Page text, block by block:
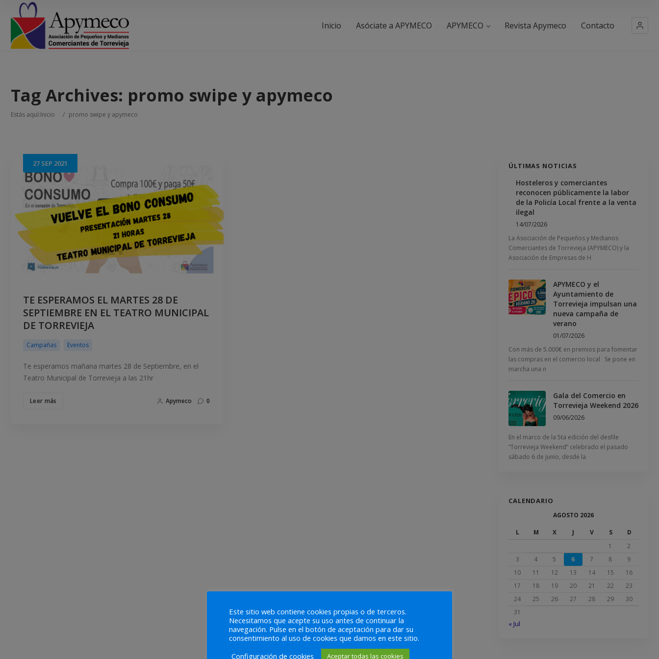
Inicio Asóciate a APYMECO APYMECO Revista Apymeco Contacto
Tag Archives: promo swipe y apymeco
Estás aquí:Inicio / promo swipe y apymeco
27 SEP 2021
TE ESPERAMOS EL MARTES 28 DE
SEPTIEMBRE EN EL TEATRO MUNICIPAL
DE TORREVIEJA
Campañas Eventos
Te esperamos mañana martes 28 de Septiembre, en el
Teatro Municipal de Torrevieja a las 21hr
Leer más Apymeco 0
ÚLTIMAS NOTICIAS
Hosteleros y comerciantes
reconocen públicamente la labor
de la Policía Local frente a la venta
ilegal
14/07/2026
La Asociación de Pequeños y Medianos
Comerciantes de Torrevieja (APYMECO) y la
Asociación de Empresas de H
APYMECO y el
Ayuntamiento de
Torrevieja impulsan una
nueva campaña de
verano
01/07/2026
Con más de 5.000€ en premios para fomentar
las compras en el comercio local Se pone en
marcha una n
Gala del Comercio en
Torrevieja Weekend 2026
09/06/2026
En el marco de la 5ta edición del desfile
“Torrevieja Weekend” celebrado el pasado
sábado 6 de junio, desde la
CALENDARIO
AGOSTO 2026
L M X J V S
D
1
2
3
4 5 6 7 8
9
10
11 12 13 14 15
16
17
18 19 20 21 22
23
24
25 26 27 28 29
30
31
« Jul
Este sitio web contiene cookies propias o de terceros.
Necesitamos que acepte su uso antes de continuar la
navegación. Pulse en el botón de aceptación para dar su
consentimiento al uso de cookies que damos en este sitio.
Configuración de cookies
Aceptar todas las cookies